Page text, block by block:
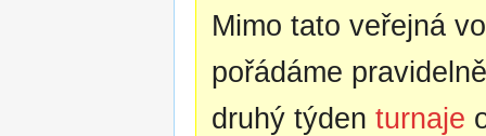
Mimo tato veřejná
pořádáme
druhý týden turnaje